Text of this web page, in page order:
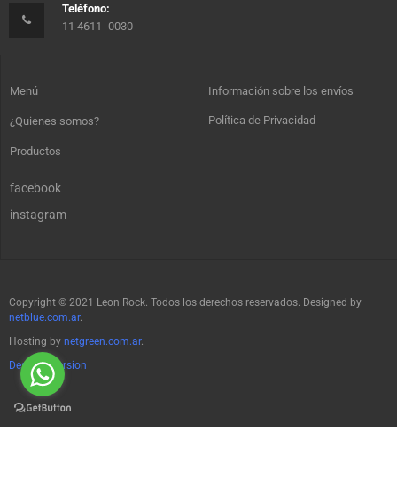
Teléfono:
11 4611- 0030
Menú
¿Quienes somos?
Productos
Información sobre los envíos
Política de Privacidad
facebook
instagram
Copyright © 2021 Leon Rock. Todos los derechos reservados. Designed by
netblue.com.ar.
Hosting by netgreen.com.ar.
Desktop Version